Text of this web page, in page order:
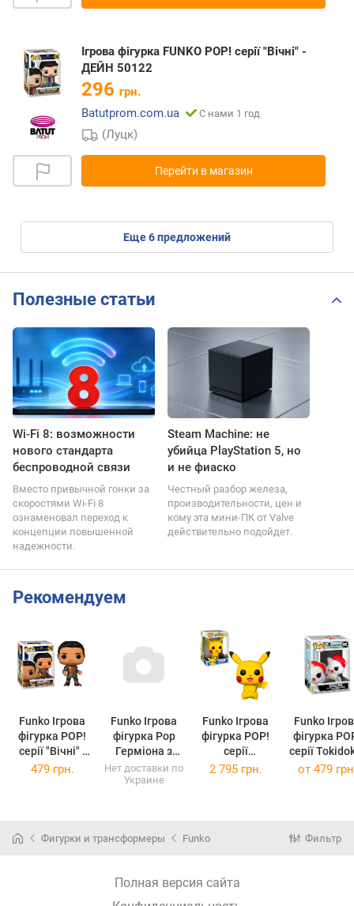
Ігрова фігурка FUNKO POP! серії "Вічні" -
ДЕЙН 50122
296 грн.
Batutprom.com.ua
С нами 1 год
(Луцк)
Перейти в магазин
eще6предложений
Полезные статьи
Wi-Fi 8: возможности
нового стандарта
беспроводной связи
Вместо привычной гонки за
скоростями Wi-Fi 8
ознаменовал переход к
концепции повышенной
надежности.
Steam Machine: не
убийца PlayStation 5, но
и не фиаско
Честный разбор железа,
производительности, цен и
кому эта мини-ПК от Valve
действительно подойдет.
Рекомендуем
Funko Ігрова
фігурка POP!
серії "Вічні" -
ГІЛЬГАМЕШ
Funko Ігрова
фігурка Pop
Герміона з
паличкою 9,6
см ,57367
Funko Ігрова
фігурка POP!
серії
"Покемон" -
Funko
фігурка POP!
серії
Stellina
479 грн.
Нет доставки по
Украине
2 795 грн. от 479
Фигурки и трансформеры Funko Фильтр
Полная версия сайта